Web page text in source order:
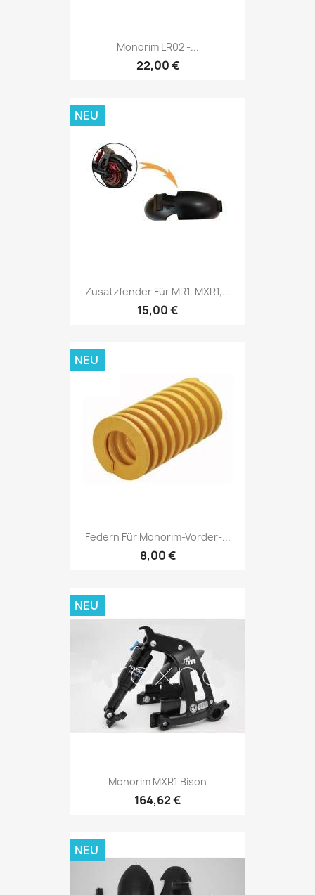
Monorim LR02 -...
22,00 €
Zusatzfender Für MR1, MXR1,...
15,00 €
NEU
Federn Für Monorim-Vorder-...
8,00 €
NEU
Monorim MXR1 Bison
164,62 €
NEU
NEU